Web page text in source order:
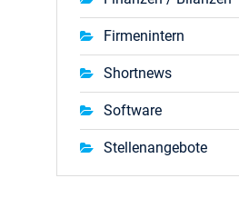
Firmenintern
Shortnews
Software
Stellenangebote